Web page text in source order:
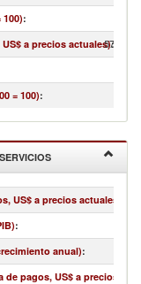
:
a precios actuales):
= 100):
US$ a precios actuales)
:
anual):
pagos, US$ a precios